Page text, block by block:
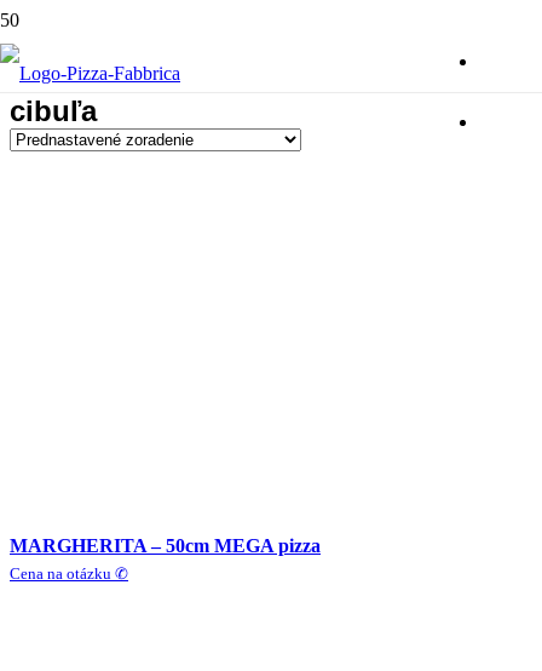
cibuľa
MARGHERITA – 50cm MEGA pizza
Cena na otázku ✆